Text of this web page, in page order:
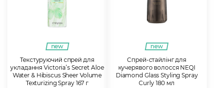
new
Текстуруючий спрей для
укладання Victoria’s Secret Aloe
Water & Hibiscus Sheer Volume
Texturizing Spray 167 г
new
Cпрей-стайлінг для
кучерявого волосся NEQI
Diamond Glass Styling Spray
Curly 180 мл